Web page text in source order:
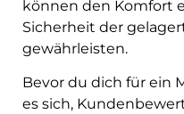
können den Komfort
Sicherheit der
gewährleisten.
Bevor du dich für ein
es sich,